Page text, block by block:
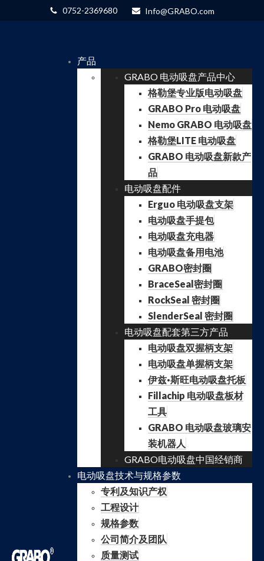
0752-2369680 Info@GRABO.com
产品
GRABO 电动吸盘产品中心
格勒堡专业版电动吸盘
GRABO Pro 电动吸盘
Nemo GRABO 电动吸盘
格勒堡LITE 电动吸盘
GRABO 电动吸盘新款产
品
电动吸盘配件
Erguo 电动吸盘支架
电动吸盘手提包
电动吸盘充电器
电动吸盘备用电池
GRABO密封圈
BraceSeal密封圈
RockSeal 密封圈
SlenderSeal 密封圈
电动吸盘配套第三方产品
电动吸盘双握柄支架
电动吸盘单握柄支架
伊兹·斯旺电动吸盘托板
Fillachip 电动吸盘板材
工具
GRABO 电动吸盘玻璃安
装机器人
GRABO电动吸盘中国经销商
电动吸盘技术与规格参数
专利及知识产权
工程设计
规格参数
公司简介及团队
质量测试